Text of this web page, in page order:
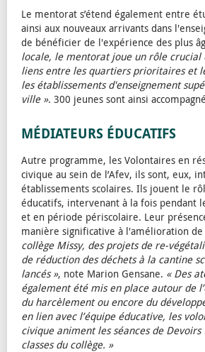
Le mentorat s’étend également entre
ainsi aux nouveaux arrivants dans
de bénéficier de l'expérience des plus
locale, le mentorat joue un rôle crucial
liens entre les quartiers prioritaires et
les établissements d'enseignement
ville ». 300 jeunes sont ainsi
MÉDIATEURS ÉDUCATIFS
Autre programme, les Volontaires en
civique au sein de l’Afev, ils sont, eux,
établissements scolaires. Ils jouent le
éducatifs, intervenant à la fois pendant
et en période périscolaire. Leur
manière significative à l'amélioration de
collège Missy, des projets de re-
de réduction des déchets à la cantine
lancés », note Marion Gensane. « Des
également été mis en place autour de
du harcèlement ou encore du
en lien avec l’équipe éducative, les
civique animent les séances de
classes du collège. »